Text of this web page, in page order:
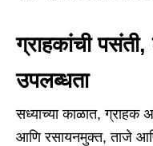
ग्राहकांची पसंती,
उपलब्धता
सध्याच्या काळात,
आणि रसायनमुक्त, ताजे